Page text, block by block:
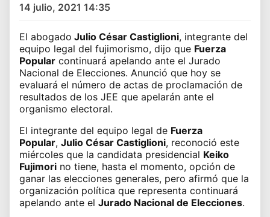
14 julio, 2021 14:35
El abogado Julio César Castiglioni, integrante del
equipo legal del fujimorismo, dijo que Fuerza
Popular continuará apelando ante el Jurado
Nacional de Elecciones. Anunció que hoy se
evaluará el número de actas de proclamación de
resultados de los JEE que apelarán ante el
organismo electoral.
El integrante del equipo legal de Fuerza
Popular, Julio César Castiglioni, reconoció este
miércoles que la candidata presidencial Keiko
Fujimori no tiene, hasta el momento, opción de
ganar las elecciones generales, pero afirmó que la
organización política que representa continuará
apelando ante el Jurado Nacional de Elecciones.